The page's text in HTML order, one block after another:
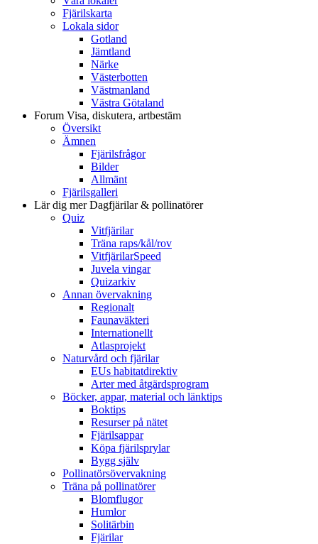
Fjärilskarta
Lokala sidor
Gotland
Jämtland
Närke
Västerbotten
Västmanland
Västra Götaland
Forum Visa, diskutera, artbestäm
Översikt
Ämnen
Fjärilsfrågor
Bilder
Allmänt
Fjärilsgalleri
Lär dig merDagfjärilar & pollinatörer
Quiz
Vitfjärilar
Träna raps/kål/rov
VitfjärilarSpeed
Juvela vingar
Quizarkiv
Annan övervakning
Regionalt
Faunaväkteri
Internationellt
Atlasprojekt
Naturvård och fjärilar
EUs habitatdirektiv
Arter med åtgärdsprogram
Böcker, appar, material och länktips
Boktips
Resurser på nätet
Fjärilsappar
Köpa fjärilsprylar
Bygg själv
Pollinatörsövervakning
Träna på pollinatörer
Blomflugor
Humlor
Solitärbin
Fjärilar